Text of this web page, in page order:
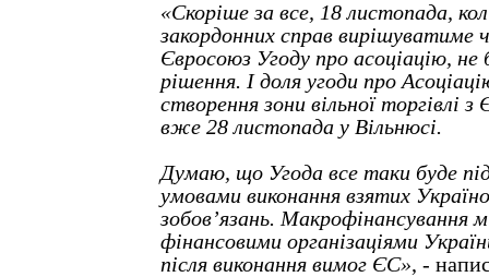
«Скоріше за все, 18 листопада,
закордонних справ вирішуватиме
Євросоюз Угоду про асоціацію, не
рішення. І доля угоди про
створення зони вільної торгівлі
вже 28 листопада у Вільнюсі.
Думаю, що Угода все таки буде
умовами виконання взятих
зобов’язань. Макрофінансування
фінансовими організаціями
після виконання вимог ЄС», -